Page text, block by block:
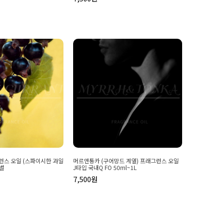
스 오일 (스파이시한 과일
머르앤통카 (구어망드 계열) 프래그런스 오일
J타입 국내Q FO 50ml~1L
7,500원